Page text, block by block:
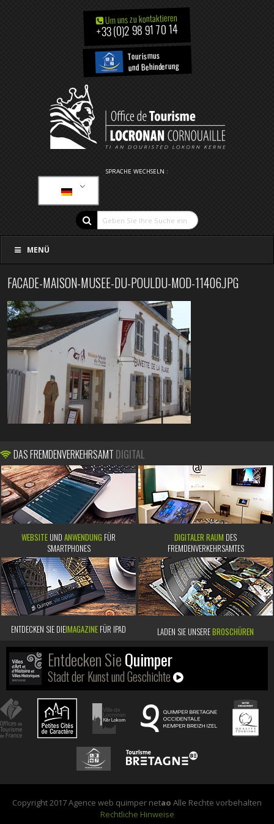
Um uns zu kontaktieren
+33 (0)2 98 91 70 14
Tourismus
und Behinderung
SPRACHE WECHSELN :
MENÜ
FACADE-MAISON-MUSEE-DU-POULDU-MOD-11406.JPG
DAS FREMDENVERKEHRSAMT DIGITAL
WEBSITE UND ANWENDUNG FÜR
SMARTPHONES
DIGITALER RAUM DES
FREMDENVERKEHRSAMTES
ENTDECKEN SIE DIEIMAGAZINE FÜR IPAD LADEN SIE UNSEREBROSCHÜREN
Entdecken SieQuimper
Stadt der Kunst und Geschichte
Copyright 2017 Agence web quimper netao Alle Rechte vorbehalten
Rechtliche Hinweise